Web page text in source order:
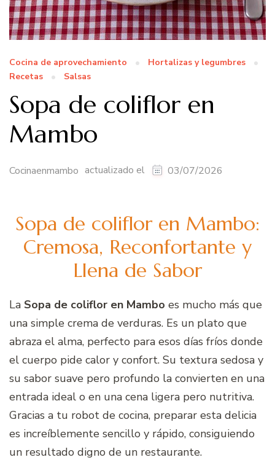
Cocina de aprovechamiento
Hortalizas y legumbres
Recetas
Salsas
Sopa de coliflor en
Mambo
Cocinaenmambo actualizado el 03/07/2026
Sopa de coliflor en Mambo:
Cremosa, Reconfortante y
Llena de Sabor
La Sopa de coliflor en Mambo es mucho más que
una simple crema de verduras. Es un plato que
abraza el alma, perfecto para esos días fríos donde
el cuerpo pide calor y confort. Su textura sedosa y
su sabor suave pero profundo la convierten en una
entrada ideal o en una cena ligera pero nutritiva.
Gracias a tu robot de cocina, preparar esta delicia
es increíblemente sencillo y rápido, consiguiendo
un resultado digno de un restaurante.